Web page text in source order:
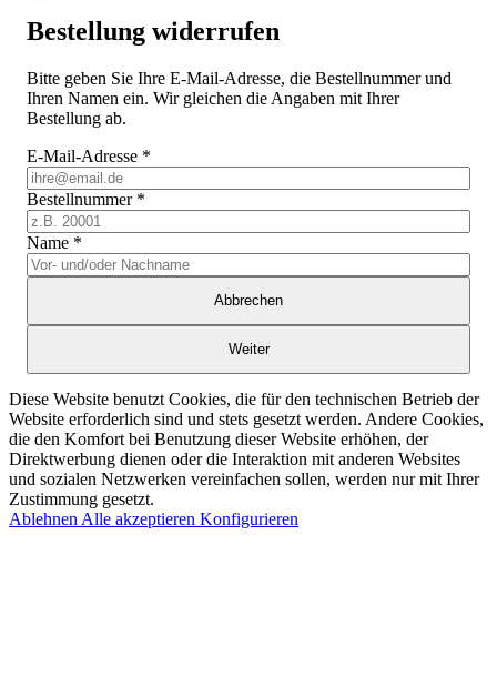
Bestellung widerrufen
Bitte geben Sie Ihre E-Mail-Adresse, die Bestellnummer und
Ihren Namen ein. Wir gleichen die Angaben mit Ihrer
Bestellung ab.
E-Mail-Adresse *
Bestellnummer *
Name *
Abbrechen
Weiter
Diese Website benutzt Cookies, die für den technischen Betrieb der
Website erforderlich sind und stets gesetzt werden. Andere Cookies,
die den Komfort bei Benutzung dieser Website erhöhen, der
Direktwerbung dienen oder die Interaktion mit anderen Websites
und sozialen Netzwerken vereinfachen sollen, werden nur mit Ihrer
Zustimmung gesetzt.
Ablehnen Alle akzeptieren Konfigurieren